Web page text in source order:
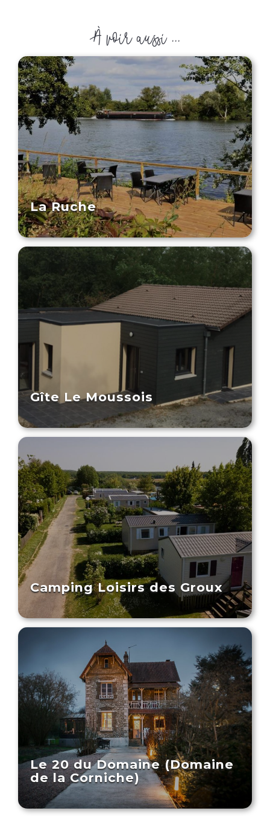
À voir aussi ...
La Ruche
Gîte Le Moussois
Camping Loisirs des Groux
Le 20 du Domaine (Domaine
de la Corniche)